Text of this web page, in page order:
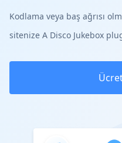
Kodlama veya baş ağrısı
sitenize A Disco Jukebox